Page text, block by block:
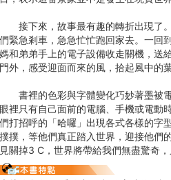
接下來，故事最有趣的轉折出現了。
們緊急剎車，急急忙忙跑回家去。一回
媽和弟弟手上的電子設備收走關機，送
門外，感受迎面而來的風，拾起風中的
書裡的色彩與字體變化巧妙著墨被電
眼裡只有自己面前的電腦、手機或電動
們打招呼的「哈囉」出現各式各樣的字
撲撲，等他們真正踏入世界，迎接他們
見關掉3 C，世界將帶給我們無盡驚奇